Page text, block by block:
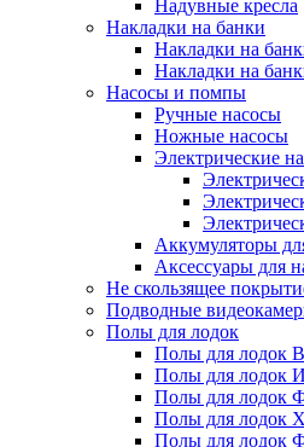
Надувные кресла
Накладки на банки
Накладки на
Накладки на
Насосы и помпы
Ручные насосы
Ножные насосы
Электрические
Аккумуляторы
Аксессуары для
Не скользящее
Подводные
Полы для лодок
Полы для лодок
Полы для лодок
Полы для лодок
Полы для лодок
Полы для лодок